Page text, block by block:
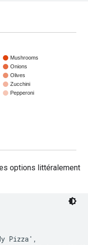
options littéralement
Pizza',